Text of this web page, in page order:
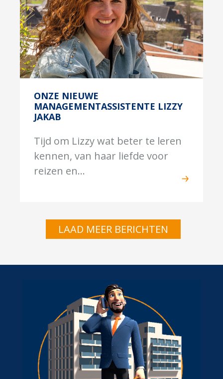
ONZE NIEUWE
MANAGEMENTASSISTENTE LIZZY
JAKAB
Tijd om Lizzy wat beter te leren
kennen, van haar liefde voor
reizen en...
LAAD MEER BERICHTEN